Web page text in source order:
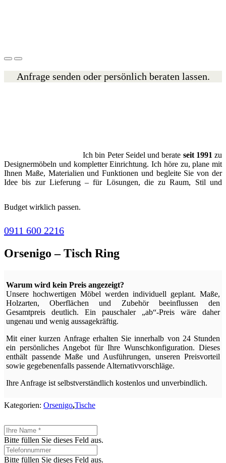
Anfrage senden oder persönlich beraten lassen.
Ich bin Peter Seidel und berate seit 1991 zu
Designermöbeln und kompletter Einrichtung. Ich höre zu, plane mit
Ihnen Maße, Materialien und Funktionen und begleite Sie von der
Idee bis zur Lieferung – für Lösungen, die zu Raum, Stil und
Budget wirklich passen.
0911 600 2216
Orsenigo – Tisch Ring
Warum wird kein Preis angezeigt?
Unsere hochwertigen Möbel werden individuell geplant. Maße,
Holzarten, Oberflächen und Zubehör beeinflussen den
Gesamtpreis deutlich. Ein pauschaler „ab“-Preis wäre daher
ungenau und wenig aussagekräftig.
Mit einer kurzen Anfrage erhalten Sie innerhalb von 24 Stunden
ein persönliches Angebot für Ihre Wunschkonfiguration. Dieses
enthält passende Maße und Ausführungen, unseren Preisvorteil
sowie gegebenenfalls passende Alternativvorschläge.
Ihre Anfrage ist selbstverständlich kostenlos und unverbindlich.
Kategorien: Orsenigo,Tische
Bitte füllen Sie dieses Feld aus.
Bitte füllen Sie dieses Feld aus.